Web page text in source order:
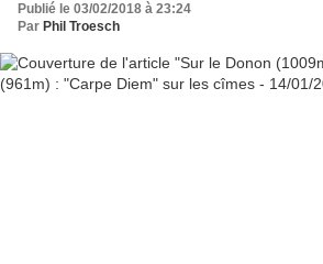
Publié le 03/02/2018 à 23:24
Par Phil Troesch